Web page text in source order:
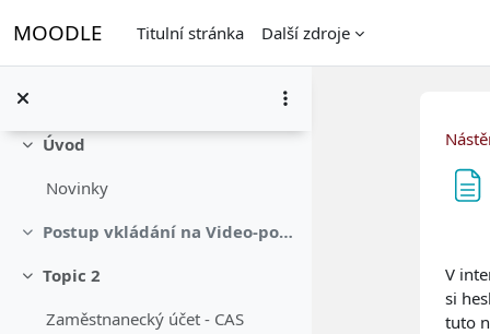
MOODLE Titulní stránka Další zdroje
Sbalit
Úvod
Novinky
Sbalit Postup vkládání na Video-portál
Sbalit
Topic 2
Zaměstnanecký účet - CAS
V
si
tuto